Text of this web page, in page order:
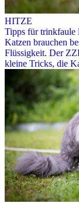
HITZE
Tipps für trinkfaule
Katzen brauchen
Flüssigkeit. Der
kleine Tricks, die